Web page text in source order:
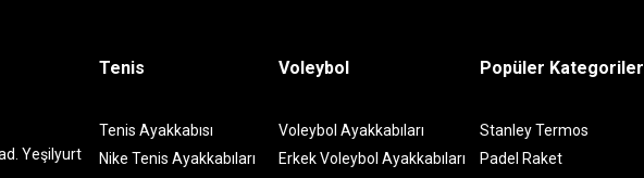
Yeşilyurt
Tenis
Tenis Ayakkabısı
Nike Tenis Ayakkabıları
Voleybol
Voleybol Ayakkabıları
Erkek Voleybol Ayakkabıları
Popüler Kategoriler
Stanley Termos
Padel Raket